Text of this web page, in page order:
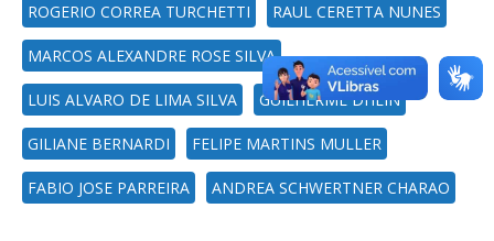
ROGERIO CORREA TURCHETTI RAUL CERETTA NUNES
MARCOS ALEXANDRE ROSE SILVA
LUIS ALVARO DE LIMA SILVA GUILHERME DHEIN
GILIANE BERNARDI FELIPE MARTINS MULLER
FABIO JOSE PARREIRA ANDREA SCHWERTNER CHARAO